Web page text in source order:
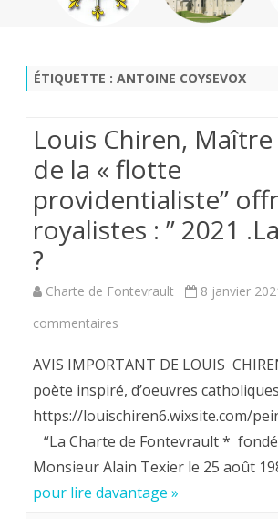
ÉTIQUETTE : ANTOINE COYSEVOX
Louis Chiren,
de la « flotte
providentialiste”
royalistes : ” 2021
?
Charte de Fontevrault 8 janvier
commentaires
Chiren,
Maître
imagier
AVIS IMPORTANT DE LOUIS
poète inspiré, d’oeuvres
https://louischiren6.wixsite.com/
“La Charte de Fontevrault *
Monsieur Alain Texier le 25 août
pour lire davantage »